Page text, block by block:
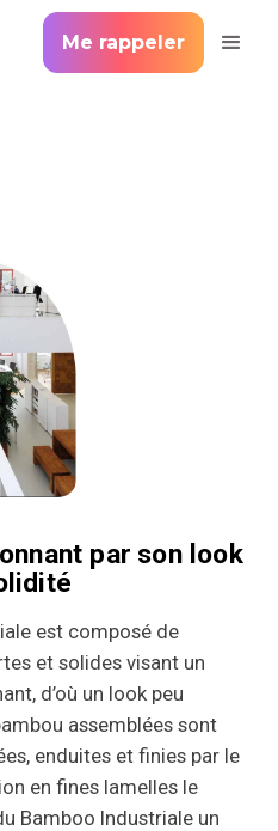
Me rappeler
par son look
est composé de
et solides visant un
d’où un look peu
assemblées sont
enduites et finies par le
en fines lamelles le
Bamboo Industriale un